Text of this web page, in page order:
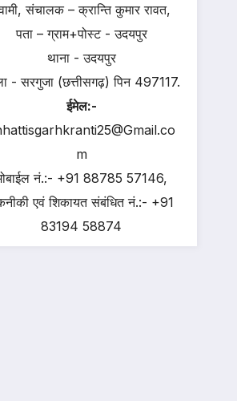
संचालक – क्रान्ति कुमार रावत,
पता – ग्राम+पोस्ट - उदयपुर
थाना - उदयपुर
- सरगुजा (छत्तीसगढ़) पिन 497117.
ईमेल:-
m
नं.:- +91 88785 57146,
एवं शिकायत संबंधित नं.:- +91
83194 58874